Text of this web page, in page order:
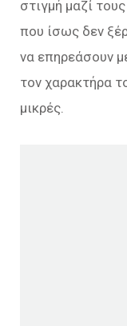
στιγμή μαζί
που ίσως δεν
να επηρεάσουν
τον χαρακτήρα
μικρές.